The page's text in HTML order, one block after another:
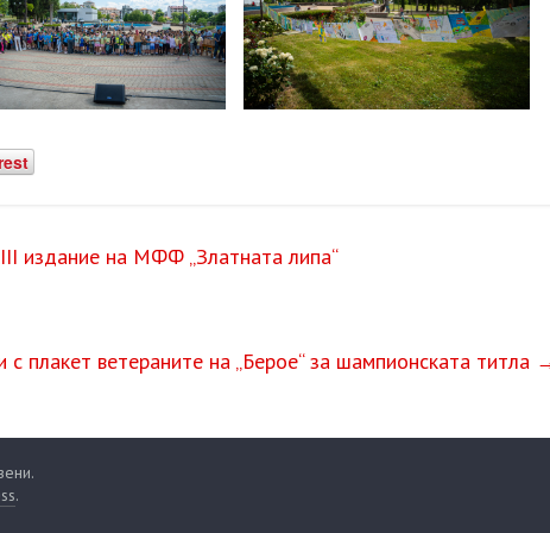
издание на МФФ „Златната липа“
плакет ветераните на „Берое“ за шампионската титла
.